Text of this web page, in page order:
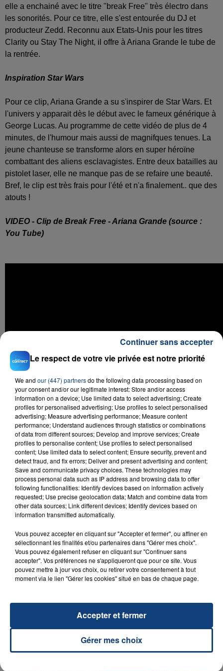
elle a enchainé avec le titre "break Free" très électro dans
les sonorités. Pour ce titre, elle s'est entourée du DJ et
producteur Zedd. Reconnu aux Etats-Unis pour les titres
Clarity ou Stay The Night, il offre à Ariana Grande le tube de
la rentrée.
Inspiration Star Wars
Pour ce clip, Ariana Grande a su s'inspirer de Star Wars. Et
l'univers y apparait dès le début avec le fameux générique à
George Lucas. Au programme de cette vidéo de plus de 4
minutes, de l'humour mais aussi de magnifques tenues. La
jeune chanteuse se transforme alors en super héroïne
combattant des aliens esclavagistes. Entre deux batailles au
pistolet laser, elle ne manque pas de se refaire une beauté.
Bref, le clip est très frais pour l'été et n'a finalement.. que des
atouts !
VIDEO - Clip de Break Free - Ariana Grande (source :
You Tube)
Mr Know It All
TEDDY SWIMS
RADIO CONTACT
FIL D'ACTU
Le respect de votre vie privée est notre priorité
We and our (447) partnersdo the following data processing based on
your consent and/or our legitimate interest: Store and/or access
information on a device; Use limited data to select advertising; Create
profiles for personalised advertising; Use profiles to select personalised
advertising; Measure advertising performance; Measure content
performance; Understand audiences through statistics or combinations
of data from different sources; Develop and improve services; Create
profiles to personalise content; Use profiles to select personalised
content; Use limited data to select content; Ensure security, prevent and
detect fraud, and fix errors; Deliver and present advertising and content;
Save and communicate privacy choices. These technologies may
process personal data such as IP address and browsing data to offer
following functionalities: Identify devices based on information actively
requested; Use precise geolocation data; Match and combine data from
other data sources; Link different devices; Identify devices based on
information transmitted automatically.
Vous pouvez accepter en cliquant sur "Accepter et fermer", ou affiner en
sélectionnant les finalités et/ou partenaires dans "Gérer mes choix".
Vous pouvez également refuser en cliquant sur "Continuer sans
accepter". Vos préférences ne s'appliqueront que pour ce site. Vous
pouvez mettre à jour vos choix, ou retirer votre consentement à tout
moment via le lien "Gérer les cookies" situé en bas de chaque page.
Gérer mes choix
Accepter et fermer
Continuer sans accepter